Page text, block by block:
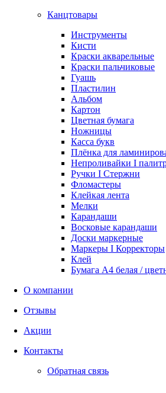
Канцтовары
Инструменты
Кисти
Краски акварельные
Краски пальчиковые
Гуашь
Пластилин
Альбом
Картон
Цветная бумага
Ножницы
Касса букв
Плёнка для
Непроливайки I
Ручки I Стержни
Фломастеры
Клейкая лента
Мелки
Карандаши
Восковые карандаши
Доски маркерные
Маркеры I Корректоры
Клей
Бумага А4 белая /
О компании
Отзывы
Акции
Контакты
Обратная связь